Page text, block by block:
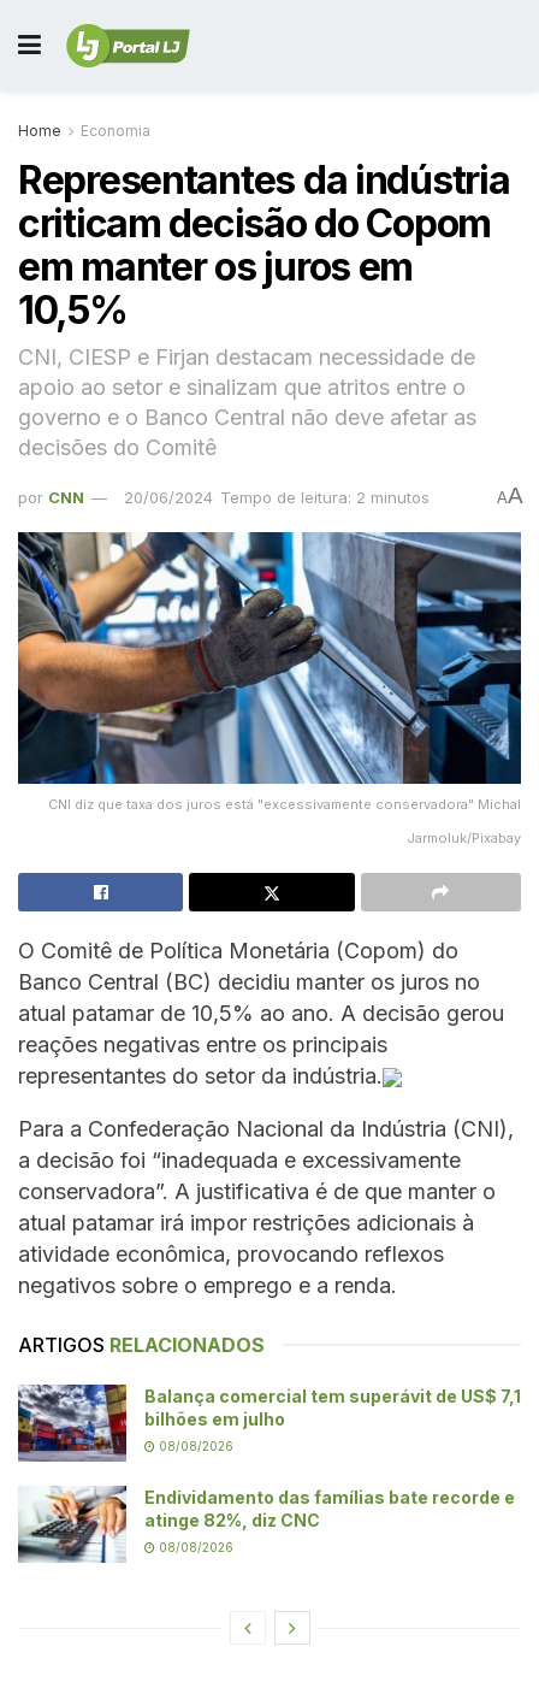
Home Economia
Representantes da indústria
criticam decisão do Copom
em manter os juros em
10,5%
CNI, CIESP e Firjan destacam necessidade de
apoio ao setor e sinalizam que atritos entre o
governo e o Banco Central não deve afetar as
decisões do Comitê
por CNN 20/06/2024 Tempo de leitura: 2 minutos AA
CNI diz que taxa dos juros está "excessivamente conservadora" Michal
Jarmoluk/Pixabay
O Comitê de Política Monetária (Copom) do
Banco Central (BC) decidiu manter os juros no
atual patamar de 10,5% ao ano. A decisão gerou
reações negativas entre os principais
representantes do setor da indústria.
Para a Confederação Nacional da Indústria (CNI),
a decisão foi “inadequada e excessivamente
conservadora”. A justificativa é de que manter o
atual patamar irá impor restrições adicionais à
atividade econômica, provocando reflexos
negativos sobre o emprego e a renda.
ARTIGOS RELACIONADOS
Balança comercial tem superávit de US$ 7,1
bilhões em julho
08/08/2026
Endividamento das famílias bate recorde e
atinge 82%, diz CNC
08/08/2026